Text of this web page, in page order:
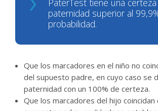
PaterTest tiene una
paternidad superior al
probabilidad.
Que los marcadores en el niño no
del supuesto padre, en cuyo caso se
paternidad con un 100% de certeza.
Que los marcadores del hijo coincidan